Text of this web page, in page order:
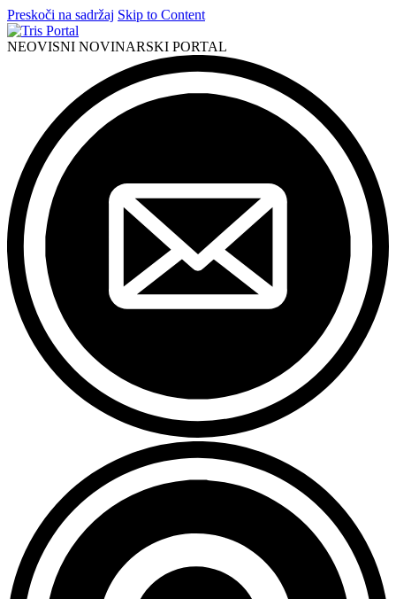
Preskoči na sadržaj Skip to Content
NEOVISNI NOVINARSKI PORTAL